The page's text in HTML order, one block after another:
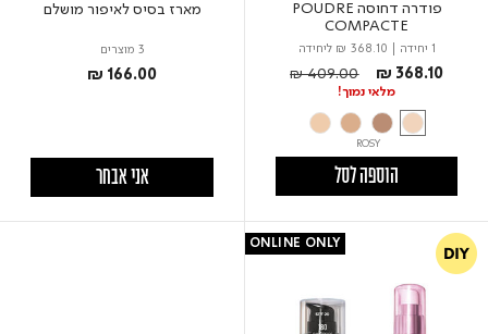
פודרה דחוסה POUDRE
COMPACTE
1 יחידה ₪ 368.10 ליחידה
₪ 368.10
Price reduced from
₪ 409.00to
מלאי נמוך!
ROSY
הוספה לסל
מארז בסיס לאיפור מושלם
3 מוצרים
₪ 166.00
אני אבחר
ONLINE ONLY